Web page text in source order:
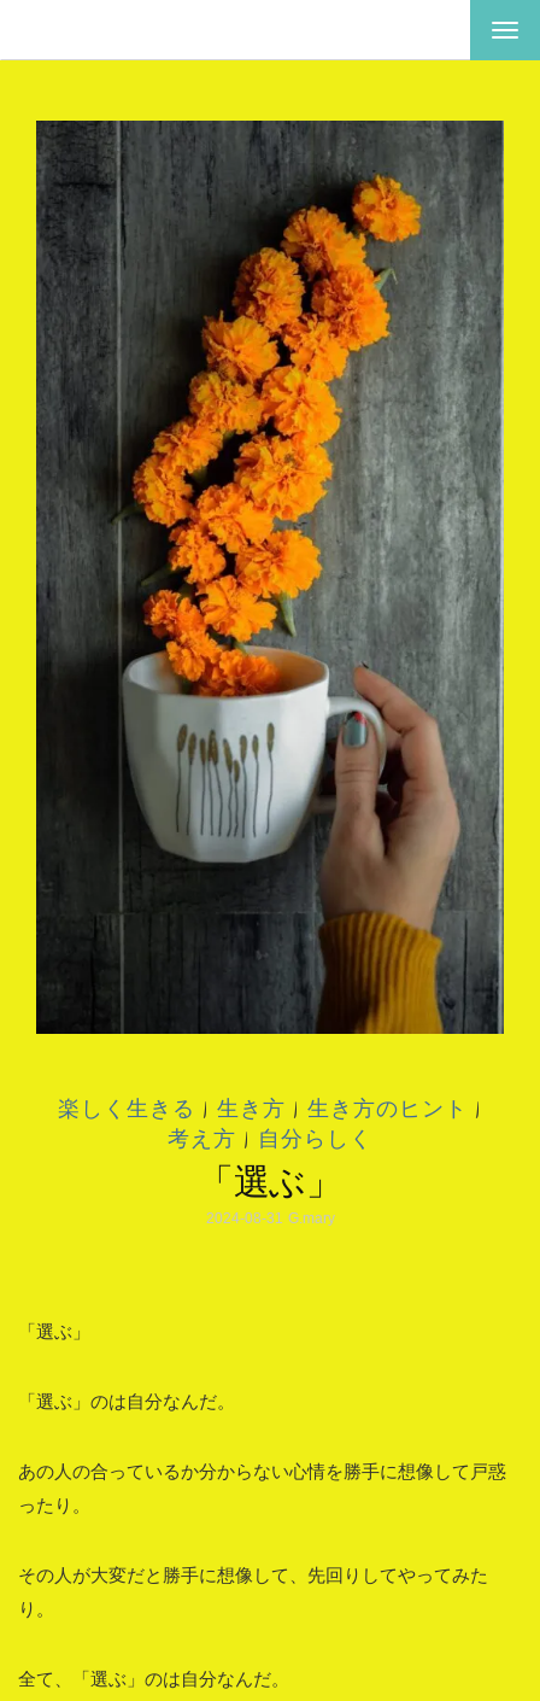
ナ
ゲ
楽しく生きる | 生き方 | 生き方のヒント |
考え方 | 自分らしく
「選ぶ」
2024-08-31 G.mary
「選ぶ」
「選ぶ」のは自分なんだ。
あの人の合っているか分からない心情を勝手に想像して戸惑
ったり。
その人が大変だと勝手に想像して、先回りしてやってみた
り。
全て、「選ぶ」のは自分なんだ。